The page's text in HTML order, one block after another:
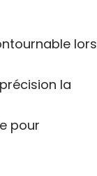
lors
la
pour